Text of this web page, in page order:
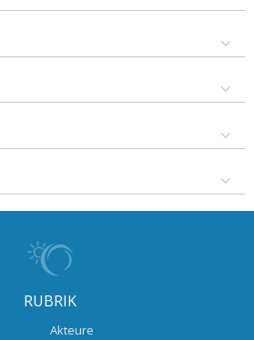
RUBRIK
Akteure